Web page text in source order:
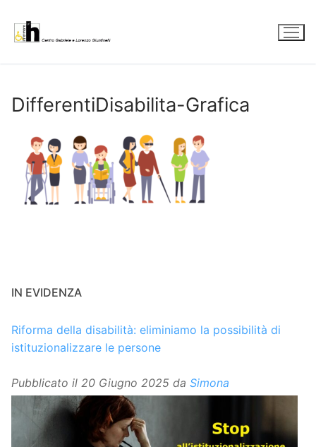
contenuto
DifferentiDisabilita-Grafica
IN EVIDENZA
Riforma della disabilità: eliminiamo la possibilità di
istituzionalizzare le persone
Pubblicato il 20 Giugno 2025 da Simona